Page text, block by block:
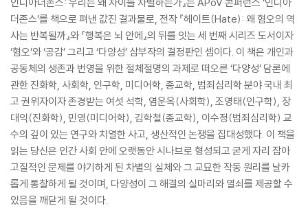
더존스’를 책으로 펴낸 값진 결과물로, 전작 『헤이트(Hate): 왜 혐오의 역
사는 반복될까』와 『행복은 뇌 안에』의 뒤를 잇는 세 번째 시리즈 도서이자
‘혐오’와 ‘공감’ 그리고 ‘다양성’ 삼부작의 결정판인 셈이다. 이 책은 개인과
공동체의 생존과 번영을 위한 절체절명의 과제로 떠오른 ‘다양성’ 담론에
관한 진화학, 사회학, 인구학, 미디어학, 종교학, 범죄심리학 분야 국내 최
고 권위자이자 존경받는 여섯 석학, 염운옥(사회학), 조영태(인구학), 장
대익(진화학), 민영(미디어학), 김학철(종교학), 이수정(범죄심리학) 교
수의 깊이 있는 연구와 치열한 사고, 생산적인 논쟁을 집대성했다. 이 책을
읽는 당신은 인간 사회 안에 오랫동안 시나브로 형성되고 굳게 자리 잡아
고질적인 문제를 야기하게 된 차별의 실체와 그 교묘한 작동 원리를 날카
롭게 통찰하게 될 것이며, 다양성이 그 해결의 실마리와 열쇠를 제공할 수
있음을 깨닫게 될 것이다.